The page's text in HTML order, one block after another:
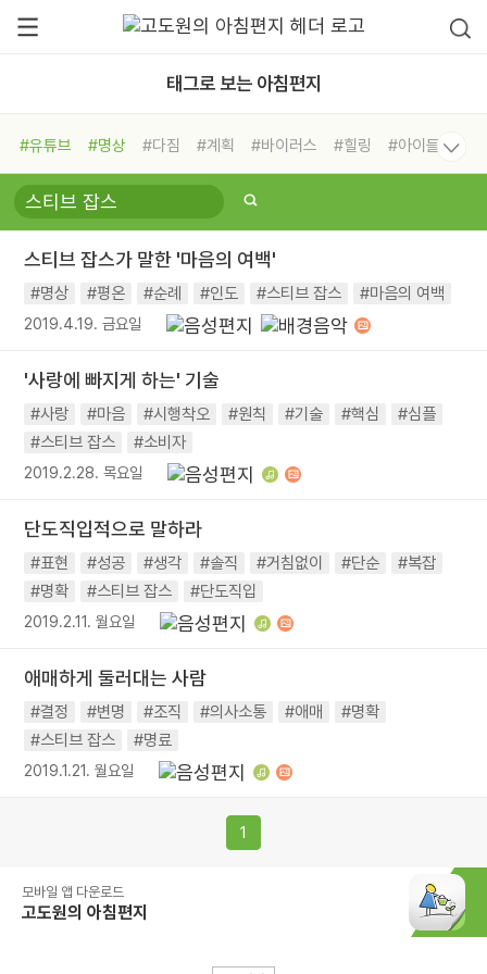
태그로 보는 아침편지
#유튜브 #명상 #다짐 #계획 #바이러스 #힐링
#아이들
#비전캠프
#독서캠프 #삶
#희망
#나눔 #친구 #링컨학교
#독서
#건강 #면역력
스티브 잡스가 말한 '마음의 여백'
#명상 #평온 #순례 #인도 #스티브 잡스 #마음의 여백
2019.4.19. 금요일
'사랑에 빠지게 하는' 기술
#사랑 #마음 #시행착오 #원칙 #기술 #핵심
#심플
#스티브 잡스
#소비자
2019.2.28. 목요일
단도직입적으로 말하라
#표현 #성공 #생각 #솔직 #거침없이 #단순
#복잡
#명확
#스티브 잡스 #단도직입
2019.2.11. 월요일
애매하게 둘러대는 사람
#결정 #변명 #조직 #의사소통 #애매
#명확
#스티브 잡스
#명료
2019.1.21. 월요일
1
모바일 앱 다운로드
고도원의 아침편지